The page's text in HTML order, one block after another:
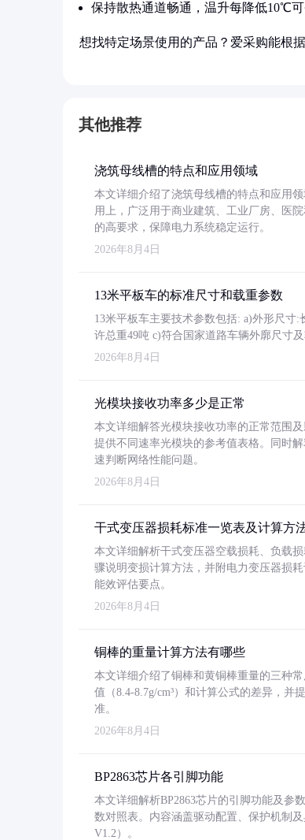
保持散热通道畅通，温升每降低10℃
想找特定场景使用的产品？爱采购能根
其他推荐
浇筑母线槽的特点和应用领域
本文详细介绍了浇筑母线槽的特点和应用
用上，广泛用于商业建筑、工业厂房、医
的高要求，保障电力系统稳定运行。
2026年8月4日
13米平板车的标准尺寸和载重参数
13米平板车主要技术参数包括: a)外形尺寸:
许总重49吨 c)符合国家道路车辆外廓尺寸
2026年8月4日
光模块接收功率多少是正常
本文详细解答光模块接收功率的正常范围
提供不同速率光模块的参考值表格。同时
速判断网络性能问题。
2026年8月4日
干式变压器损耗标准一览表及计算方
本文详细解析干式变压器空载损耗、负载
骤说明变损计算方法，并附电力变压器损
能效评估要点。
2026年8月4日
铜棒的重量计算方法有哪些
本文详细介绍了铜棒和黄铜棒重量的三种
值（8.4-8.7g/cm³）和计算公式的差异，并
准。
2026年8月4日
BP2863芯片各引脚功能
本文详细解析BP2863芯片的引脚功能及参
数对照表。内容涵盖驱动配置、保护机制
V1.2）。